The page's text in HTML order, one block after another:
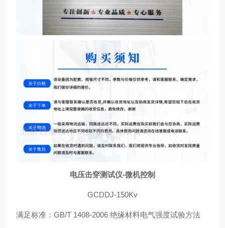
电压击穿测试仪-微机控制
GCDDJ-150Kv
满足标准：GB/T 1408-2006 绝缘材料电气强度试验方法